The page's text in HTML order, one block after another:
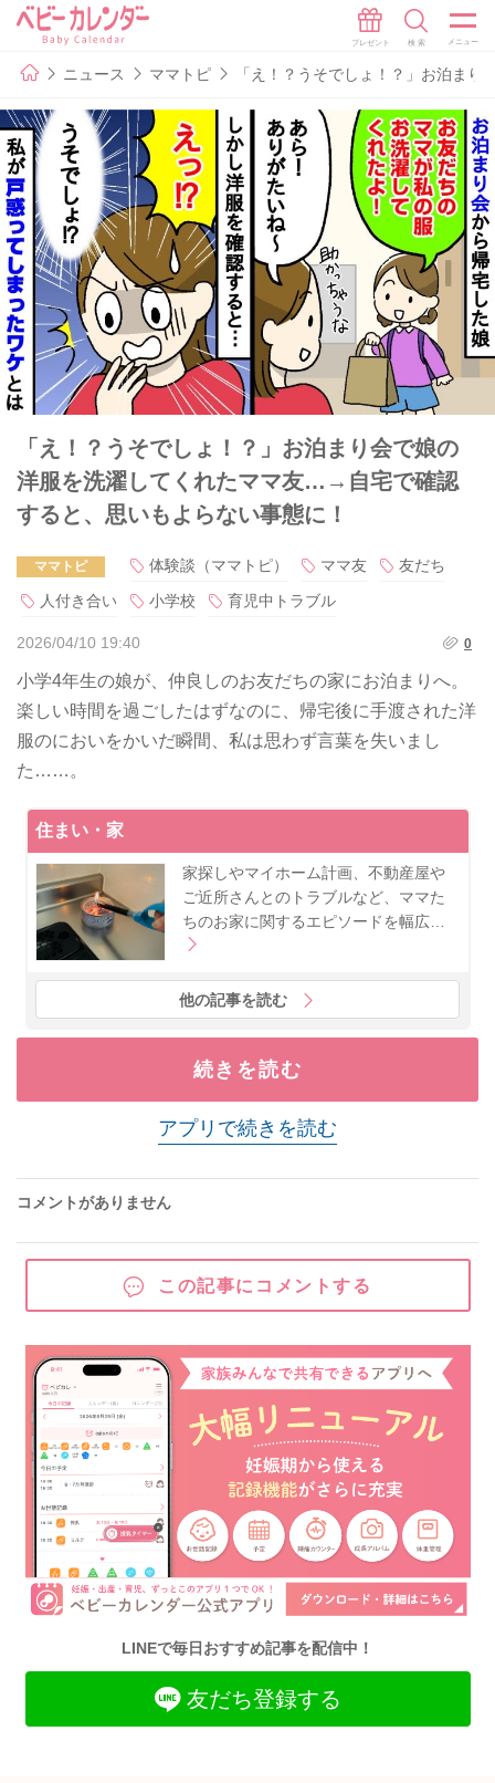
ニュース ママトピ 「え！？うそでしょ！？」お泊ま
「え！？うそでしょ！？」お泊まり会で娘の
洋服を洗濯してくれたママ友…→自宅で確認
すると、思いもよらない事態に！
ママトピ 体験談（ママトピ） ママ友
友だち
人付き合い
小学校 育児中トラブル
2026/04/10 19:40 0
小学4年生の娘が、仲良しのお友だちの家にお泊まりへ。
楽しい時間を過ごしたはずなのに、帰宅後に手渡された洋
服のにおいをかいだ瞬間、私は思わず言葉を失いまし
た……。
住まい・家
家探しやマイホーム計画、不動産屋や
ご近所さんとのトラブルなど、ママた
ちのお家に関するエピソードを幅広…
他の記事を読む
続きを読む
アプリで続きを読む
コメントがありません
この記事にコメントする
LINEで毎日おすすめ記事を配信中！
友だち登録する